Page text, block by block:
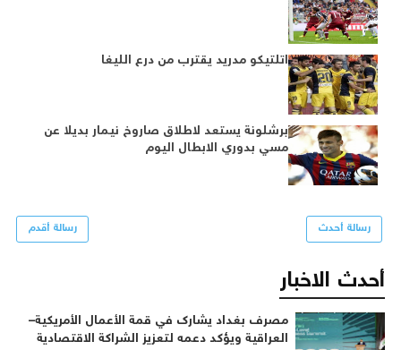
اتلتيكو مدريد يقترب من درع الليغا
برشلونة يستعد لاطلاق صاروخ نيمار بديلا عن
مسي بدوري الابطال اليوم
رسالة أحدث رسالة أقدم
أحدث الاخبار
مصرف بغداد يشارك في قمة الأعمال الأمريكية–
العراقية ويؤكد دعمه لتعزيز الشراكة الاقتصادية